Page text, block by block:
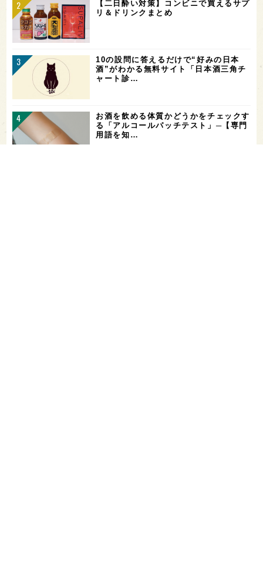
【二日酔い対策】コンビニで買えるサプ
リ＆ドリンクまとめ
10の設問に答えるだけで“好みの日本
酒”がわかる無料サイト「日本酒三角チ
ャート診…
お酒を飲める体質かどうかをチェックす
る「アルコールパッチテスト」─【専門
用語を知…